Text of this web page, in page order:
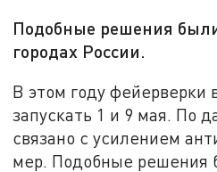
Подобные решения
городах России.
В этом году фейерверки
запускать 1 и 9 мая. По
связано с усилением
мер. Подобные решения